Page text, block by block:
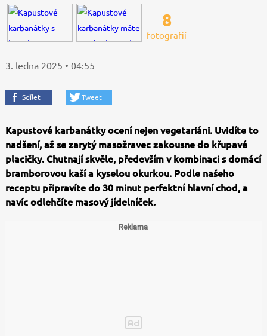
8
fotografií
3. ledna 2025 • 04:55
Sdílet Tweet
Kapustové karbanátky ocení nejen vegetariáni. Uvidíte to
nadšení, až se zarytý masožravec zakousne do křupavé
placičky. Chutnají skvěle, především v kombinaci s domácí
bramborovou kaší a kyselou okurkou. Podle našeho
receptu připravíte do 30 minut perfektní hlavní chod, a
navíc odlehčíte masový jídelníček.